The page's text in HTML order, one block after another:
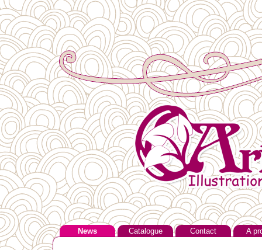
News Catalogue Contact A